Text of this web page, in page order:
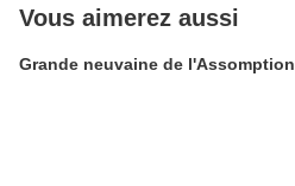
Vous aimerez aussi
Grande neuvaine de l'Assomption